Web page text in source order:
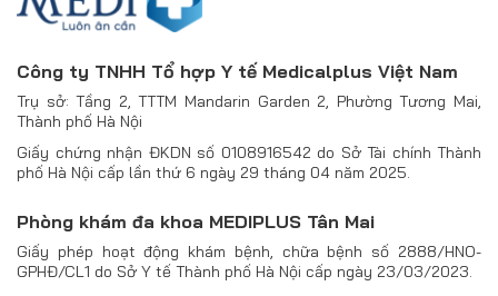
Công ty TNHH Tổ hợp Y tế Medicalplus Việt Nam
Trụ sở: Tầng 2, TTTM Mandarin Garden 2, Phường Tương Mai,
Thành phố Hà Nội
Giấy chứng nhận ĐKDN số 0108916542 do Sở Tài chính Thành
phố Hà Nội cấp lần thứ 6 ngày 29 tháng 04 năm 2025.
Phòng khám đa khoa MEDIPLUS Tân Mai
Giấy phép hoạt động khám bệnh, chữa bệnh số 2888/HNO-
GPHĐ/CL1 do Sở Y tế Thành phố Hà Nội cấp ngày 23/03/2023.